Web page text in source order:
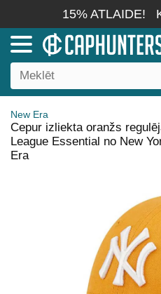
15% ATLAIDE!
New Era
Cepur izliekta oranžs
League Essential no New
Era